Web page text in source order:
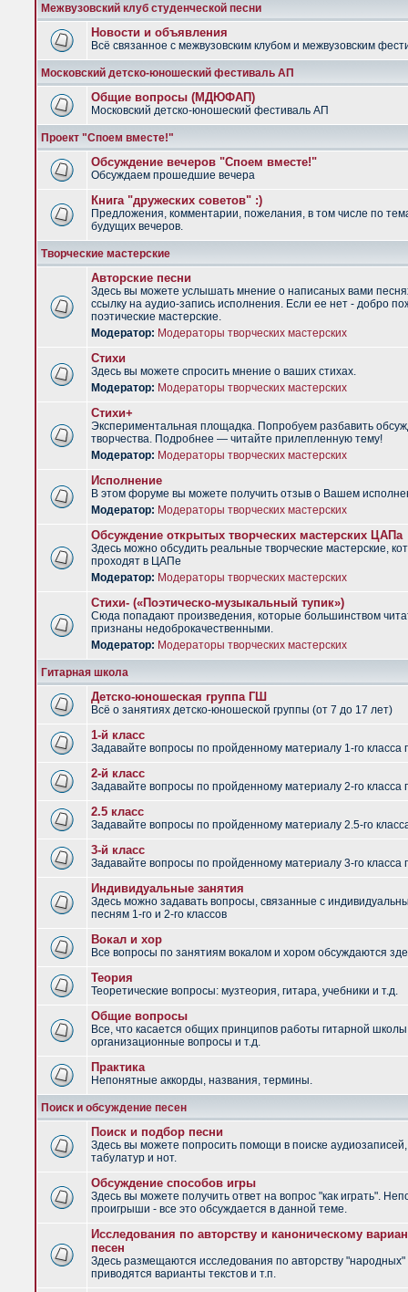
Межвузовский клуб студенческой песни
Новости и объявления
Всё связанное с межвузовским клубом и межвузовским
Московский детско-юношеский фестиваль АП
Общие вопросы (МДЮФАП)
Московский детско-юношеский фестиваль АП
Проект "Споем вместе!"
Обсуждение вечеров "Споем вместе!"
Обсуждаем прошедшие вечера
Книга "дружеских советов" :)
Предложения, комментарии, пожелания, в том числе по
будущих вечеров.
Творческие мастерские
Авторские песни
Здесь вы можете услышать мнение о написаных вами
ссылку на аудио-запись исполнения. Если ее нет - добро
поэтические мастерские.
Модератор: Модераторы творческих мастерских
Стихи
Здесь вы можете спросить мнение о ваших стихах.
Модератор: Модераторы творческих мастерских
Стихи+
Экспериментальная площадка. Попробуем разбавить
творчества. Подробнее — читайте прилепленную тему!
Модератор: Модераторы творческих мастерских
Исполнение
В этом форуме вы можете получить отзыв о Вашем
Модератор: Модераторы творческих мастерских
Обсуждение открытых творческих мастерских ЦАПа
Здесь можно обсудить реальные творческие мастерские,
проходят в ЦАПе
Модератор: Модераторы творческих мастерских
Стихи- («Поэтическо-музыкальный тупик»)
Сюда попадают произведения, которые большинством
признаны недоброкачественными.
Модератор: Модераторы творческих мастерских
Гитарная школа
Детско-юношеская группа ГШ
Всё о занятиях детско-юношеской группы (от 7 до 17 лет)
1-й класс
Задавайте вопросы по пройденному материалу 1-го класса
2-й класс
Задавайте вопросы по пройденному материалу 2-го класса
2.5 класс
Задавайте вопросы по пройденному материалу 2.5-го
3-й класс
Задавайте вопросы по пройденному материалу 3-го класса
Индивидуальные занятия
Здесь можно задавать вопросы, связанные с
песням 1-го и 2-го классов
Вокал и хор
Все вопросы по занятиям вокалом и хором обсуждаются
Теория
Теоретические вопросы: музтеория, гитара, учебники и т.д.
Общие вопросы
Все, что касается общих принципов работы гитарной
организационные вопросы и т.д.
Практика
Непонятные аккорды, названия, термины.
Поиск и обсуждение песен
Поиск и подбор песни
Здесь вы можете попросить помощи в поиске аудиозаписей,
табулатур и нот.
Обсуждение способов игры
Здесь вы можете получить ответ на вопрос "как играть".
проигрыши - все это обсуждается в данной теме.
Исследования по авторству и каноническому
песен
Здесь размещаются исследования по авторству "народных"
приводятся варианты текстов и т.п.